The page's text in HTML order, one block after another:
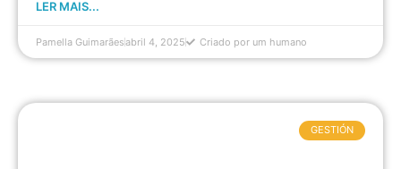
LER MAIS...
Pamella Guimarãesabril 4, 2025 Criado por um humano
GESTIÓN